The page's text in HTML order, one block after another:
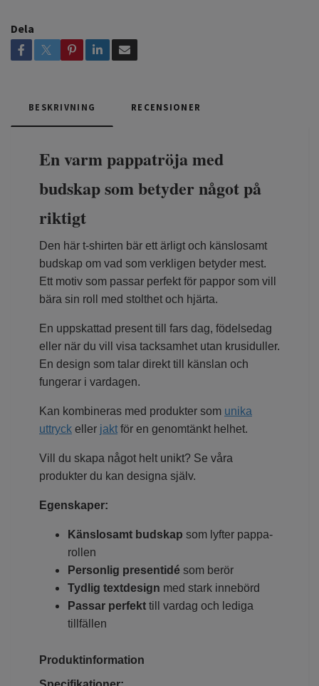
Dela
BESKRIVNING RECENSIONER
En varm pappatröja med
budskap som betyder något på
riktigt
Den här t-shirten bär ett ärligt och känslosamt
budskap om vad som verkligen betyder mest.
Ett motiv som passar perfekt för pappor som vill
bära sin roll med stolthet och hjärta.
En uppskattad present till fars dag, födelsedag
eller när du vill visa tacksamhet utan krusiduller.
En design som talar direkt till känslan och
fungerar i vardagen.
Kan kombineras med produkter som unika
uttryck eller jakt för en genomtänkt helhet.
Vill du skapa något helt unikt? Se våra
produkter du kan designa själv.
Egenskaper:
Känslosamt budskap som lyfter pappa-
rollen
Personlig presentidé som berör
Tydlig textdesign med stark innebörd
Passar perfekt till vardag och lediga
tillfällen
Produktinformation